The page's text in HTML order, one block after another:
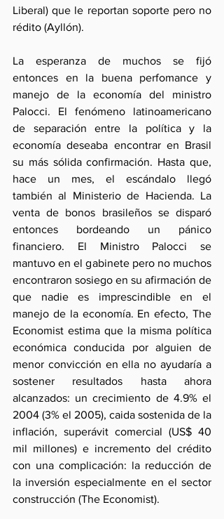
Liberal) que le reportan soporte pero no
rédito (Ayllón).
La esperanza de muchos se fijó
entonces en la buena perfomance y
manejo de la economía del ministro
Palocci. El fenómeno latinoamericano
de separación entre la política y la
economía deseaba encontrar en Brasil
su más sólida confirmación. Hasta que,
hace un mes, el escándalo llegó
también al Ministerio de Hacienda. La
venta de bonos brasileños se disparó
entonces bordeando un pánico
financiero. El Ministro Palocci se
mantuvo en el gabinete pero no muchos
encontraron sosiego en su afirmación de
que nadie es imprescindible en el
manejo de la economía. En efecto, The
Economist estima que la misma política
económica conducida por alguien de
menor convicción en ella no ayudaría a
sostener resultados hasta ahora
alcanzados: un crecimiento de 4.9% el
2004 (3% el 2005), caida sostenida de la
inflación, superávit comercial (US$ 40
mil millones) e incremento del crédito
con una complicación: la reducción de
la inversión especialmente en el sector
construcción (The Economist).